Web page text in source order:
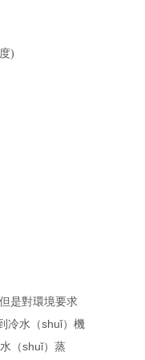
)
是對環境要求
冷水（shuǐ）機
（shuǐ）蒸